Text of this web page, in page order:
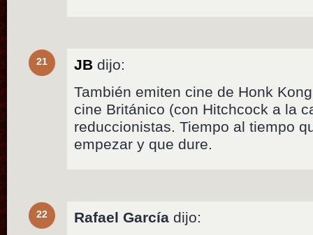
21 JB dijo:
También emiten cine de Honk
cine Británico (con Hitchcock a la
reduccionistas. Tiempo al tiempo
empezar y que dure.
22 Rafael García dijo: